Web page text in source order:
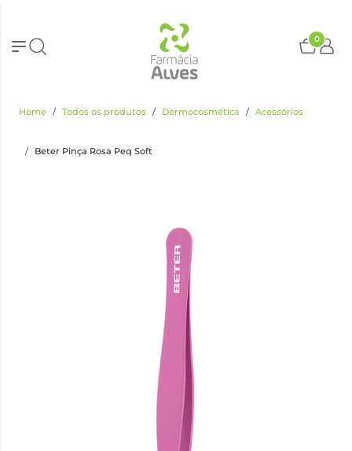
0
Home Todos os produtos Dermocosmética Acessórios
Beter Pinça Rosa Peq Soft